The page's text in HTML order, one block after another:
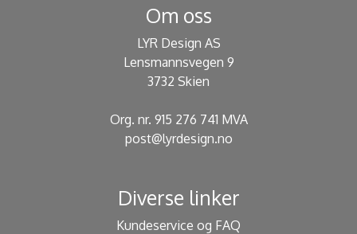
Om oss
LYR Design AS
Lensmannsvegen 9
3732 Skien
Org. nr. 915 276 741 MVA
post@lyrdesign.no
Diverse linker
Kundeservice og FAQ